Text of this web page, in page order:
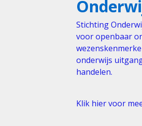
Stichting
voor openbaar
onderwijs
handelen.
Klik hier voor